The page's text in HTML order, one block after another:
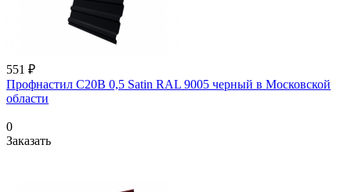
551 ₽
Профнастил С20В 0,5 Satin RAL 9005 черный в Московской
области
0
Заказать